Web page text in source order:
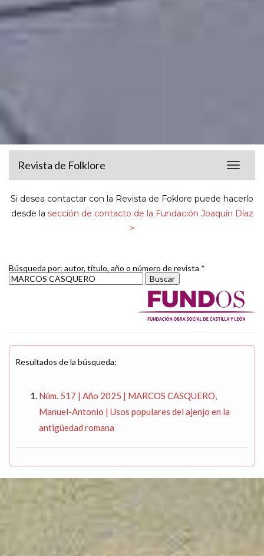
Toggle
Revista de Folklore
Si desea contactar con la Revista de Foklore puede hacerlo
desde la sección de contacto de la Fundación Joaquín Díaz
>
Búsqueda por: autor, título, año o número de revista *
Resultados de la búsqueda:
Núm. 517 | Año 2025 | MARCOS CASQUERO,
Manuel-Antonio | Usos populares del ajenjo en la
antigüedad romana